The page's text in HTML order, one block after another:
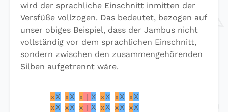
wird der sprachliche Einschnitt inmitten der
Versfüße vollzogen. Das bedeutet, bezogen auf
unser obiges Beispiel, dass der Jambus nicht
vollständig vor dem sprachlichen Einschnitt,
sondern zwischen den zusammengehörenden
Silben aufgetrennt wäre.
xX xX x | X xX xX xX
xX xX x | X xX xX xX